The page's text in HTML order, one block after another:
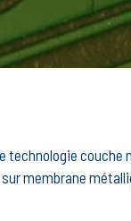
technologie
membrane